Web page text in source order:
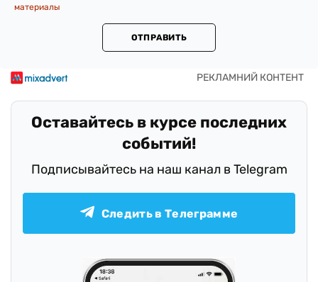
материалы
ОТПРАВИТЬ
Оставайтесь в курсе последних
событий!
Подписывайтесь на наш канал в Telegram
Следить в Телеграмме